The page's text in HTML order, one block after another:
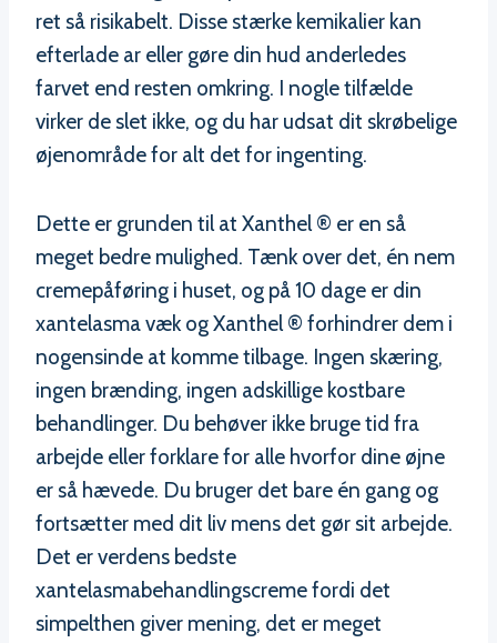
ret så risikabelt. Disse stærke kemikalier kan
efterlade ar eller gøre din hud anderledes
farvet end resten omkring. I nogle tilfælde
virker de slet ikke, og du har udsat dit skrøbelige
øjenområde for alt det for ingenting.
Dette er grunden til at Xanthel ® er en så
meget bedre mulighed. Tænk over det, én nem
cremepåføring i huset, og på 10 dage er din
xantelasma væk og Xanthel ® forhindrer dem i
nogensinde at komme tilbage. Ingen skæring,
ingen brænding, ingen adskillige kostbare
behandlinger. Du behøver ikke bruge tid fra
arbejde eller forklare for alle hvorfor dine øjne
er så hævede. Du bruger det bare én gang og
fortsætter med dit liv mens det gør sit arbejde.
Det er verdens bedste
xantelasmabehandlingscreme fordi det
simpelthen giver mening, det er meget